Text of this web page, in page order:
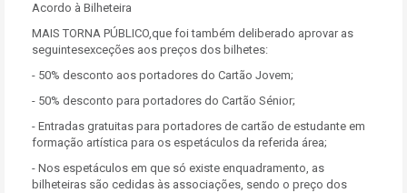
Acordo à Bilheteira
MAIS TORNA PÚBLICO,que foi também deliberado aprovar as
seguintesexceções aos preços dos bilhetes:
- 50% desconto aos portadores do Cartão Jovem;
- 50% desconto para portadores do Cartão Sénior;
- Entradas gratuitas para portadores de cartão de estudante em
formação artística para os espetáculos da referida área;
- Nos espetáculos em que só existe enquadramento, as
bilheteiras são cedidas às associações, sendo o preço dos